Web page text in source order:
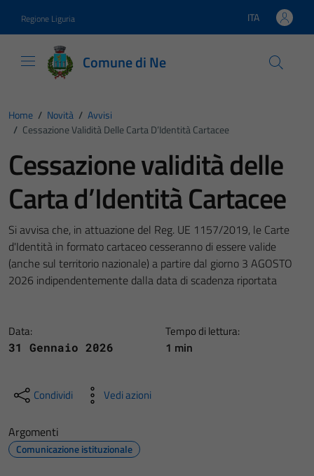
Regione Liguria Lingua attiva:
ITA
Comune di Ne
Home / Novità / Avvisi
/ Cessazione Validità Delle Carta D’Identità Cartacee
Cessazione validità delle
Carta d’Identità Cartacee
Si avvisa che, in attuazione del Reg. UE 1157/2019, le Carte
d'Identità in formato cartaceo cesseranno di essere valide
(anche sul territorio nazionale) a partire dal giorno 3 AGOSTO
2026 indipendentemente dalla data di scadenza riportata
Data:
31 Gennaio 2026
Tempo di lettura:
1 min
Condividi Vedi azioni
Argomenti
Comunicazione istituzionale